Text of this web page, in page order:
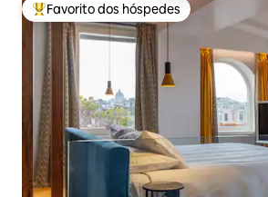
Favoritos dos hóspedes mais apreciados
Favorito dos hóspedes